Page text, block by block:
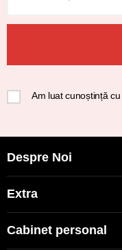
Am luat cunoștință cu
Despre Noi
Extra
Cabinet personal